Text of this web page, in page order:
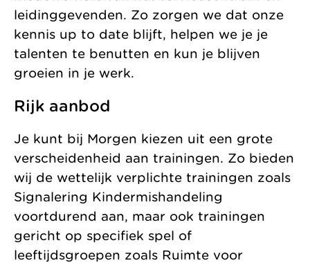
leidinggevenden. Zo zorgen we dat onze
kennis up to date blijft, helpen we je je
talenten te benutten en kun je blijven
groeien in je werk.
Rijk aanbod
Je kunt bij Morgen kiezen uit een grote
verscheidenheid aan trainingen. Zo bieden
wij de wettelijk verplichte trainingen zoals
Signalering Kindermishandeling
voortdurend aan, maar ook trainingen
gericht op specifiek spel of
leeftijdsgroepen zoals Ruimte voor